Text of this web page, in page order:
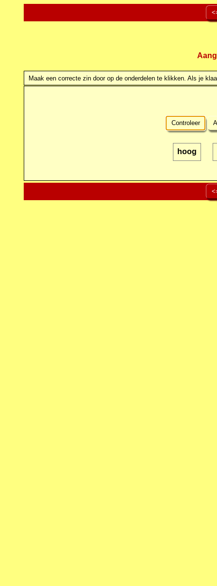
Maak een correcte zin door op de onderdelen te klikken. Als je
Controleer
hoog